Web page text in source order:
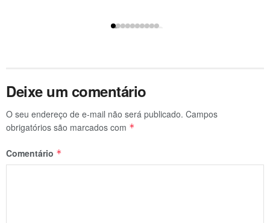
Deixe um comentário
O seu endereço de e-mail não será publicado. Campos
obrigatórios são marcados com *
Comentário *